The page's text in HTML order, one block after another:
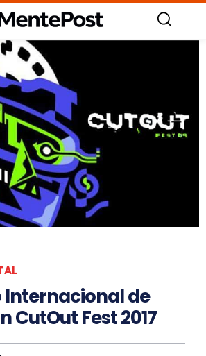
Internacional de
CutOut Fest 2017